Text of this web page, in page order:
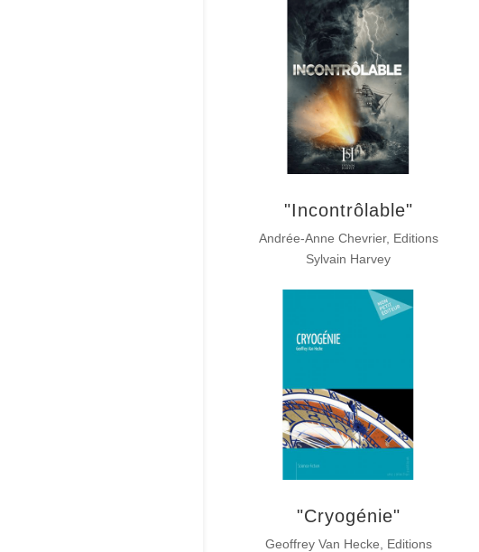
"Incontrôlable"
Andrée-Anne Chevrier, Editions
Sylvain Harvey
"Cryogénie"
Geoffrey Van Hecke, Editions